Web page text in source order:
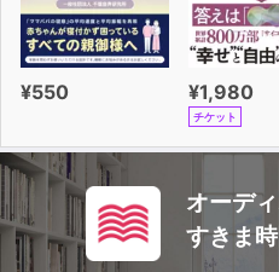
¥550 ¥1,980
チケット
オーデ
すきま